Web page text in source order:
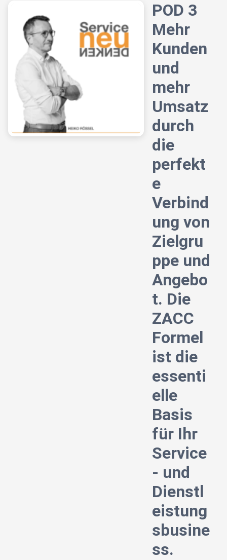
POD 3
Mehr
Kunden
und
mehr
Umsatz
durch
die
perfekt
e
Verbind
ung von
Zielgru
ppe und
Angebo
t. Die
ZACC
Formel
ist die
essenti
elle
Basis
für Ihr
Service
- und
Dienstl
eistung
sbusine
ss.